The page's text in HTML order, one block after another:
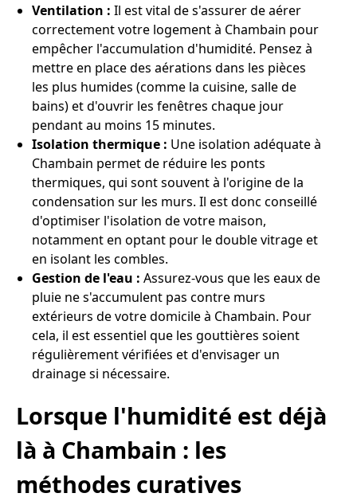
Ventilation : Il est vital de s'assurer de aérer
correctement votre logement à Chambain pour
empêcher l'accumulation d'humidité. Pensez à
mettre en place des aérations dans les pièces
les plus humides (comme la cuisine, salle de
bains) et d'ouvrir les fenêtres chaque jour
pendant au moins 15 minutes.
Isolation thermique : Une isolation adéquate à
Chambain permet de réduire les ponts
thermiques, qui sont souvent à l'origine de la
condensation sur les murs. Il est donc conseillé
d'optimiser l'isolation de votre maison,
notamment en optant pour le double vitrage et
en isolant les combles.
Gestion de l'eau : Assurez-vous que les eaux de
pluie ne s'accumulent pas contre murs
extérieurs de votre domicile à Chambain. Pour
cela, il est essentiel que les gouttières soient
régulièrement vérifiées et d'envisager un
drainage si nécessaire.
Lorsque l'humidité est déjà
là à Chambain : les
méthodes curatives